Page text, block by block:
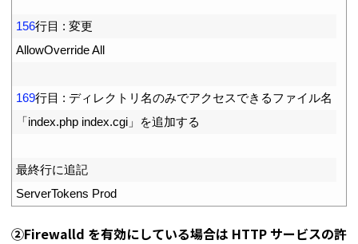
156行目 : 変更
AllowOverride All
169行目 : ディレクトリ名のみでアクセスできるファイル名
「index.php index.cgi 」を追加する
最終行に追記
ServerTokens Prod
②Firewalld を有効にしている場合は HTTP サービスの許